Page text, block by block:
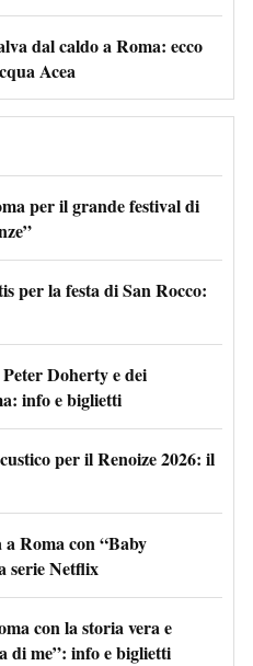
dal caldo a Roma: ecco
Acea
per il grande festival di
per la festa di San Rocco:
Doherty e dei
info e biglietti
per il Renoize 2026: il
Roma con “Baby
serie Netflix
con la storia vera e
di me”: info e biglietti